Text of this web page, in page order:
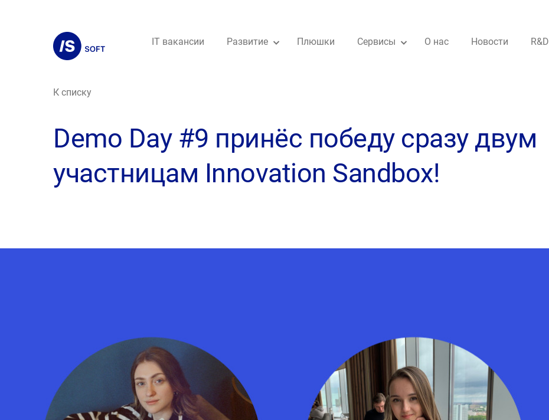
IT вакансии Развитие Плюшки Сервисы О нас Новости R&D
К списку
Demo Day #9 принёс победу сразу двум
участницам Innovation Sandbox!